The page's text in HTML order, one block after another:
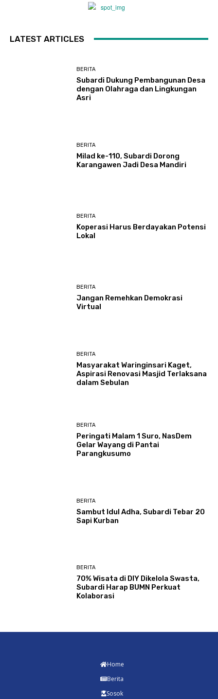
LATEST ARTICLES
BERITA
Subardi Dukung Pembangunan Desa
dengan Olahraga dan Lingkungan
Asri
BERITA
Milad ke-110, Subardi Dorong
Karangawen Jadi Desa Mandiri
BERITA
Koperasi Harus Berdayakan Potensi
Lokal
BERITA
Jangan Remehkan Demokrasi
Virtual
BERITA
Masyarakat Waringinsari Kaget,
Aspirasi Renovasi Masjid Terlaksana
dalam Sebulan
BERITA
Peringati Malam 1 Suro, NasDem
Gelar Wayang di Pantai
Parangkusumo
BERITA
Sambut Idul Adha, Subardi Tebar 20
Sapi Kurban
BERITA
70% Wisata di DIY Dikelola Swasta,
Subardi Harap BUMN Perkuat
Kolaborasi
Home
Berita
Sosok